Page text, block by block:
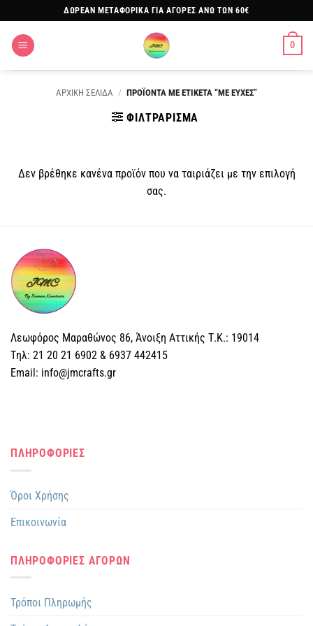
στο
περιεχόμενο
ΔΩΡΕΑΝ ΜΕΤΑΦΟΡΙΚΑ ΓΙΑ ΑΓΟΡΕΣ ΑΝΩ ΤΩΝ 60€
0
ΑΡΧΙΚΗ ΣΕΛΙΔΑ / ΠΡΟΪΟΝΤΑ ΜΕ ΕΤΙΚΕΤΑ “ΜΕ ΕΥΧΕΣ”
ΦΙΛΤΡΑΡΙΣΜΑ
Δεν βρέθηκε κανένα προϊόν που να ταιριάζει με την επιλογή
σας.
Λεωφόρος Μαραθώνος 86, Άνοιξη Αττικής Τ.Κ.: 19014
Tηλ: 21 20 21 6902 & 6937 442415
Email: info@jmcrafts.gr
ΠΛΗΡΟΦΟΡΙΕΣ
Όροι Χρήσης
Επικοινωνία
ΠΛΗΡΟΦΟΡΙΕΣ ΑΓΟΡΩΝ
Τρόποι Πληρωμής